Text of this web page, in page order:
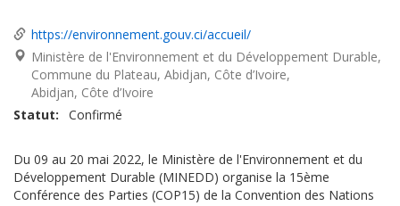
https://environnement.gouv.ci/accueil/
Ministère de l'Environnement et du Développement Durable,
Commune du Plateau, Abidjan, Côte d’Ivoire
Abidjan Côte d’Ivoire
Statut
Confirmé
Du 09 au 20 mai 2022, le Ministère de l'Environnement et du
Développement Durable (MINEDD) organise la 15ème
Conférence des Parties (COP15) de la Convention des Nations